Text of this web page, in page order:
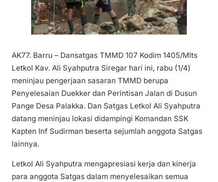
AK77. Barru – Dansatgas TMMD 107 Kodim 1405/Mlts
Letkol Kav. Ali Syahputra Siregar hari ini, rabu (1/4)
meninjau pengerjaan sasaran TMMD berupa
Penyelesaian Duekker dan Perintisan Jalan di Dusun
Pange Desa Palakka. Dan Satgas Letkol Ali Syahputra
datang meninjau lokasi didampingi Komandan SSK
Kapten Inf Sudirman beserta sejumlah anggota Satgas
lainnya.
Letkol Ali Syahputra mengapresiasi kerja dan kinerja
para anggota Satgas dalam menyelesaikan semua